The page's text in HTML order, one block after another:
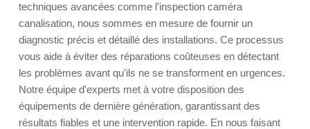
techniques avancées comme l'inspection caméra
canalisation, nous sommes en mesure de fournir un
diagnostic précis et détaillé des installations. Ce processus
vous aide à éviter des réparations coûteuses en détectant
les problèmes avant qu'ils ne se transforment en urgences.
Notre équipe d'experts met à votre disposition des
équipements de dernière génération, garantissant des
résultats fiables et une intervention rapide. En nous faisant